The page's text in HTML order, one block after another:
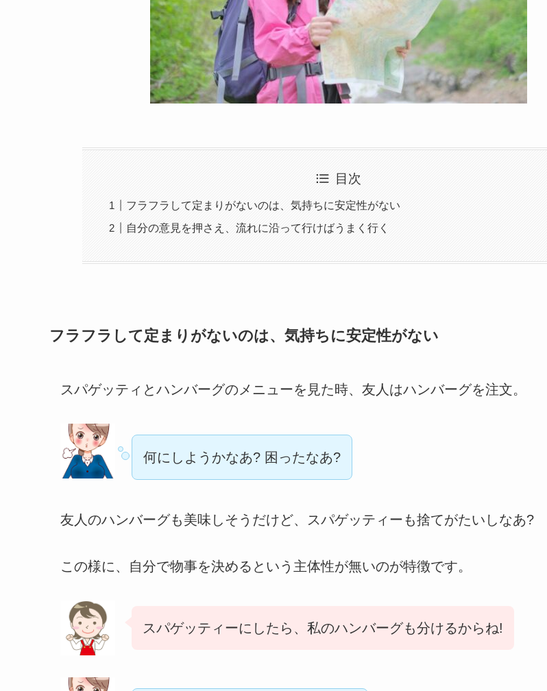
目次
フラフラして定まりがないのは、気持ちに安定性がない
自分の意見を押さえ、流れに沿って行けばうまく行く
フラフラして定まりがないのは、気持ちに安定性がない
スパゲッティとハンバーグのメニューを見た時、友人はハンバーグを注文。
何にしようかなあ? 困ったなあ?
友人のハンバーグも美味しそうだけど、スパゲッティーも捨てがたいしなあ?
この様に、自分で物事を決めるという主体性が無いのが特徴です。
スパゲッティーにしたら、私のハンバーグも分けるからね!